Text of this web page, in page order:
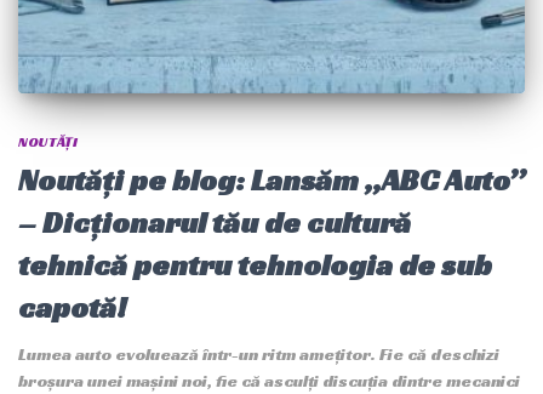
NOUTĂȚI
Noutăți pe blog: Lansăm „ABC Auto”
– Dicționarul tău de cultură
tehnică pentru tehnologia de sub
capotă!
Lumea auto evoluează într-un ritm amețitor. Fie că deschizi
broșura unei mașini noi, fie că asculți discuția dintre mecanici